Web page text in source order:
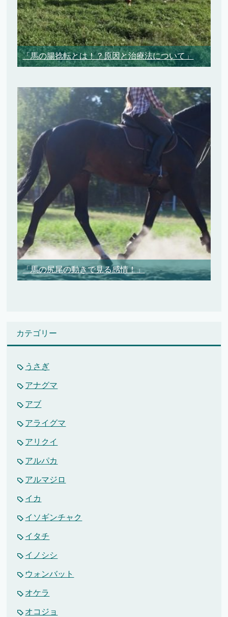
「馬の腸捻転とは！？原因と治療法について」
「馬の尻尾の動きで見る感情！」
カテゴリー
うさぎ
アナグマ
アブ
アライグマ
アリクイ
アルパカ
アルマジロ
イカ
イソギンチャク
イタチ
イノシシ
ウォンバット
オケラ
オコジョ